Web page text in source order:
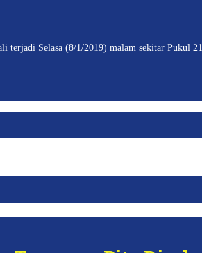
terjadi Selasa (8/1/2019) malam sekitar Pukul